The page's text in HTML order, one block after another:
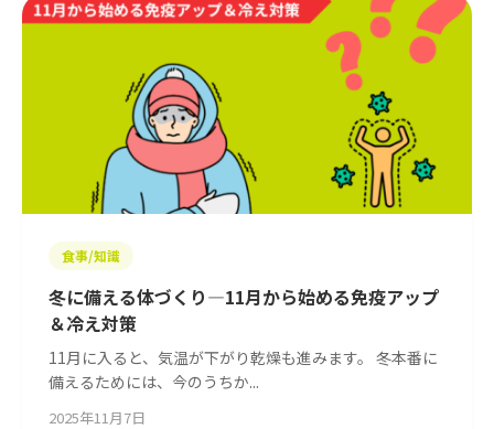
食事/知識
冬に備える体づくり—11月から始める免疫アップ
＆冷え対策
11月に入ると、気温が下がり乾燥も進みます。 冬本番に
備えるためには、今のうちか...
2025年11月7日